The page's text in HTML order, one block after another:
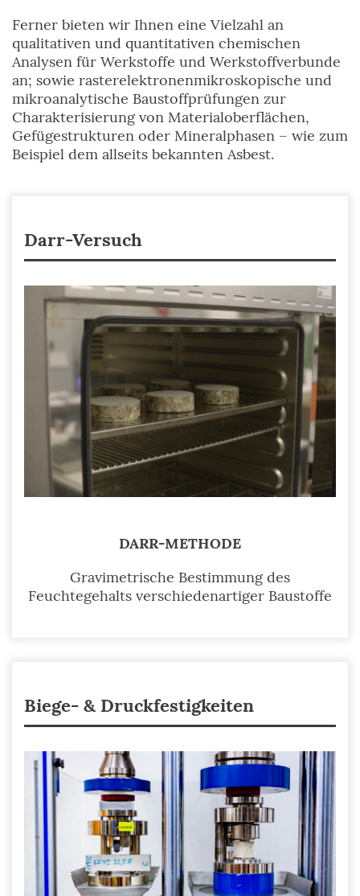
Ferner bieten wir Ihnen eine Vielzahl an
qualitativen und quantitativen chemischen
Analysen für Werkstoffe und Werkstoffverbunde
an; sowie rasterelektronenmikroskopische und
mikroanalytische Baustoffprüfungen zur
Charakterisierung von Materialoberflächen,
Gefügestrukturen oder Mineralphasen – wie zum
Beispiel dem allseits bekannten Asbest.
Darr-Versuch
DARR-METHODE
Gravimetrische Bestimmung des
Feuchtegehalts verschiedenartiger Baustoffe
Biege- & Druckfestigkeiten